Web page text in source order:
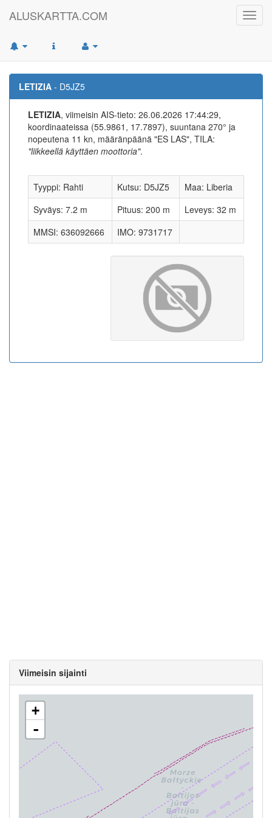
ALUSKARTTA.COM
LETIZIA - D5JZ5
LETIZIA, viimeisin AIS-tieto: 26.06.2026 17:44:29,
koordinaateissa (55.9861, 17.7897), suuntana 270° ja
nopeutena 11 kn, määränpäänä "ES LAS", TILA:
"liikkeellä käyttäen moottoria".
Tyyppi: Rahti Kutsu: D5JZ5
Maa: Liberia
Syväys: 7.2 m
Pituus: 200 m
Leveys: 32 m
MMSI: 636092666
IMO: 9731717
Viimeisin sijainti
+
-